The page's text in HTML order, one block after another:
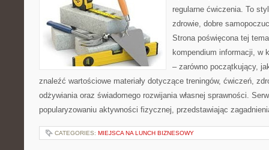
regularne ćwiczenia. To
zdrowie, dobre
Strona poświęcona tej
kompendium informacji, w
– zarówno początkujący,
znaleźć wartościowe materiały dotyczące treningów, ćwiczeń,
odżywiania oraz świadomego rozwijania własnej sprawności.
popularyzowaniu aktywności fizycznej, przedstawiając
CATEGORIES: MIEJSCA NA LUNCH BIZNESOWY